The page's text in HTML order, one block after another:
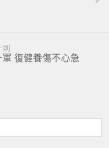
則
復健養傷不心急